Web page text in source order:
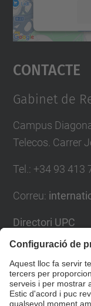
Contacte
Gabinet de
Campus
Telecos. Carrer
Tel. : +34 93 413
Correu:
Directori UPC
Formulari de
Llista